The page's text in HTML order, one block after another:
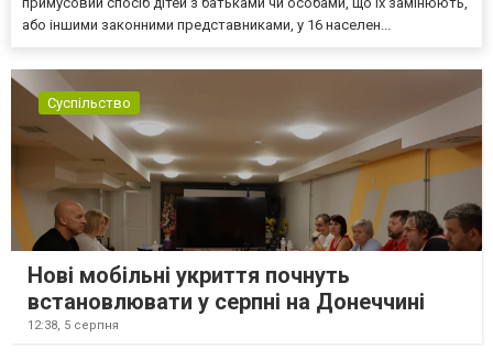
або іншими законними представниками, у 16 населен...
Суспільство
Нові мобільні укриття почнуть
встановлювати у серпні на Донеччині
12:38, 5 серпня